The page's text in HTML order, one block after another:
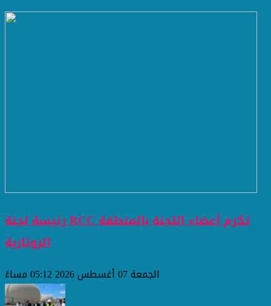
رئيسة لجنة RCC تكرم أعضاء اللجنة بالمنطقة
الروتارية
الجمعة 07 أغسطس 2026 05:12 مساءً